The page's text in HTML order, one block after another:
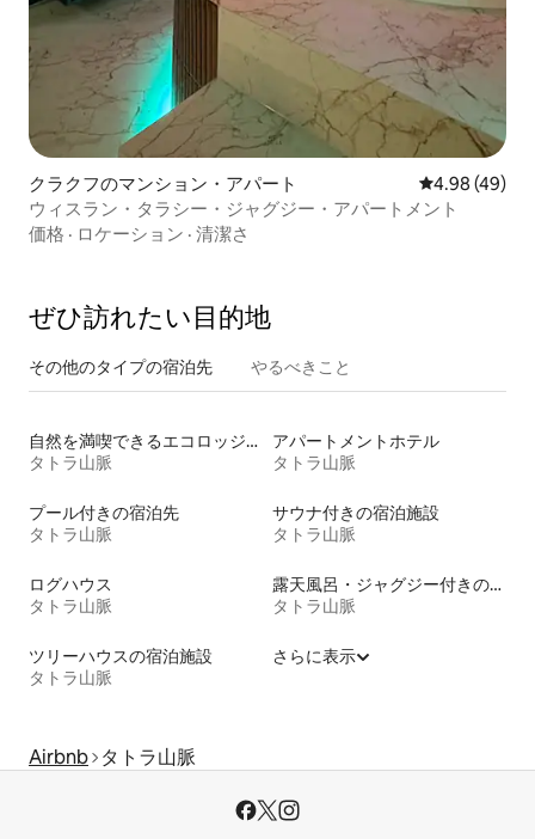
クラクフのマンション・アパート レビュー49
4.98 (49)
ウィスラン・タラシー・ジャグジー・アパートメント
価格 · ロケーション · 清潔さ
ぜひ訪⁠れ⁠た⁠い目⁠的⁠地
その他のタ⁠イ⁠プ⁠の宿⁠泊⁠先 やるべきこと
自然を満喫できるエコロッジの宿泊施設
タトラ山脈
アパートメントホテル
タトラ山脈
プール付きの宿泊先
タトラ山脈
サウナ付きの宿泊施設
タトラ山脈
ログハウス
タトラ山脈
露天風呂・ジャグジー付きの宿泊施設
タトラ山脈
ツリーハウスの宿泊施設
タトラ山脈
さらに表示
Airbnb タトラ山脈